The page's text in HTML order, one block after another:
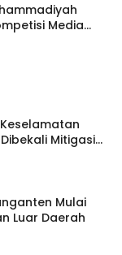
Media
Internasional
Mitigasi
Mulai
Luar Daerah